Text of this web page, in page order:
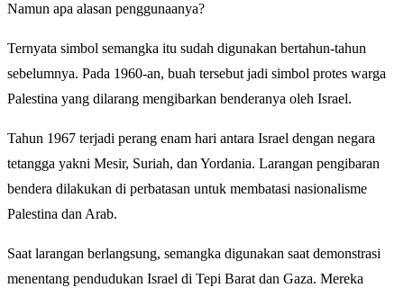
Namun apa alasan penggunaanya?
Ternyata simbol semangka itu sudah digunakan bertahun-tahun
sebelumnya. Pada 1960-an, buah tersebut jadi simbol protes warga
Palestina yang dilarang mengibarkan benderanya oleh Israel.
Tahun 1967 terjadi perang enam hari antara Israel dengan negara
tetangga yakni Mesir, Suriah, dan Yordania. Larangan pengibaran
bendera dilakukan di perbatasan untuk membatasi nasionalisme
Palestina dan Arab.
Saat larangan berlangsung, semangka digunakan saat demonstrasi
menentang pendudukan Israel di Tepi Barat dan Gaza. Mereka